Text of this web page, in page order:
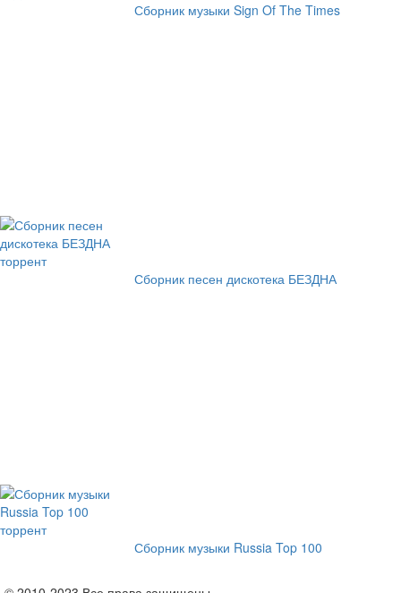
Сборник музыки Sign Of The Times
Сборник песен дискотека БЕЗДНА
Сборник музыки Russia Top 100